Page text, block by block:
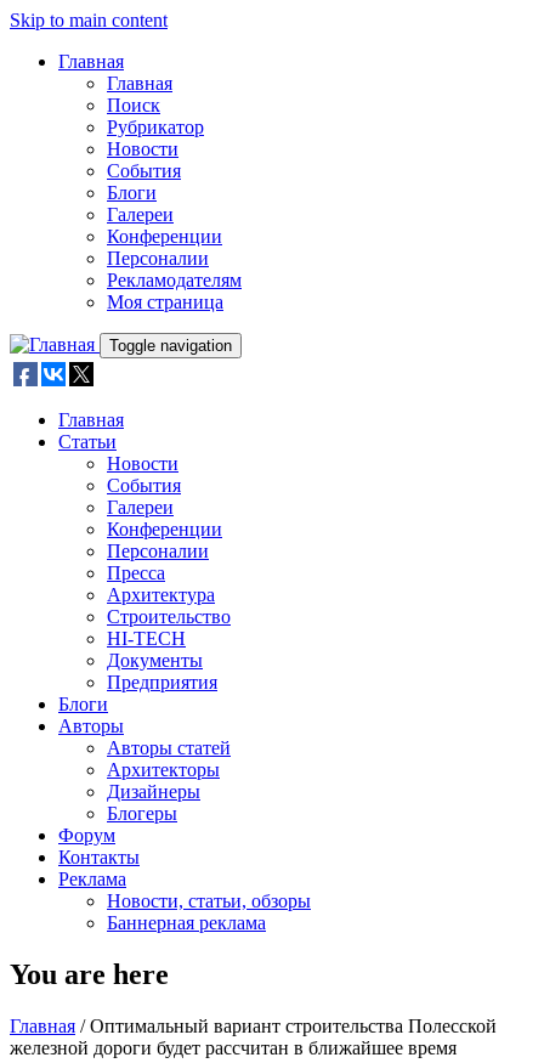
Skip to main content
Главная
Главная
Поиск
Рубрикатор
Новости
События
Блоги
Галереи
Конференции
Персоналии
Рекламодателям
Моя страница
Toggle navigation
Главная
Статьи
Новости
События
Галереи
Конференции
Персоналии
Пресса
Архитектура
Строительство
HI-TECH
Документы
Предприятия
Блоги
Авторы
Авторы статей
Архитекторы
Дизайнеры
Блогеры
Форум
Контакты
Реклама
Новости, статьи, обзоры
Баннерная реклама
You are here
Главная / Оптимальный вариант строительства Полесской
железной дороги будет рассчитан в ближайшее время